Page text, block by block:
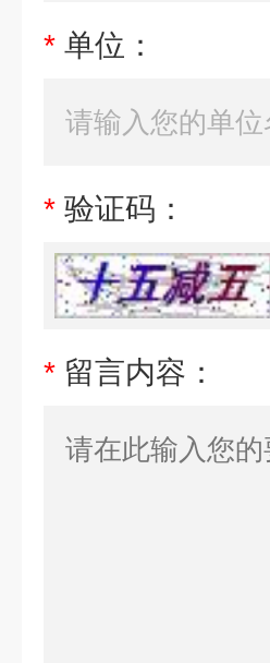
* 单位：
* 验证码：
* 留言内容：